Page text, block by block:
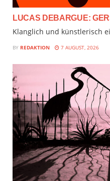
LUCAS DEBARGUE:
Klanglich und künstlerisch
BY REDAKTION 7 AUGUST, 2026